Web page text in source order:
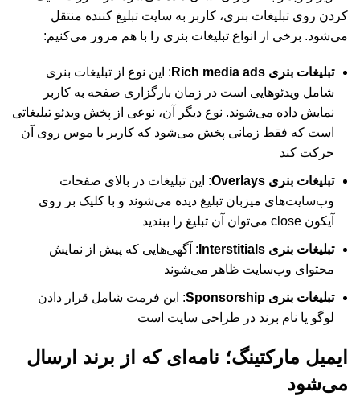
کردن روی تبلیغات بنری، کاربر به سایت تبلیغ کننده منتقل
می‌شود. برخی از انواع تبلیغات بنری را با هم مرور می‌کنیم:
تبلیغات بنری Rich media ads
: این نوع از تبلیغات بنری
شامل ویدئوهایی است در زمان بارگزاری صفحه به کاربر
نمایش داده می‌شوند. نوع دیگر آن، نوعی از پخش ویدئو تبلیغاتی
است که فقط زمانی پخش می‌شود که کاربر با موس روی آن
حرکت کند
تبلیغات بنری Overlays: این تبلیغات در بالای صفحات
وب‌سایت‌های میزبان تبلیغ دیده می‌شوند و با کلیک بر روی
آیکون close می‌توان آن‌ تبلیغ را ببندید
تبلیغات بنری Interstitials : آگهی‌هایی که پیش از نمایش
محتوای وب‌سایت ظاهر می‌شوند
تبلیغات بنری Sponsorship: این فرمت شامل قرار دادن
لوگو یا نام برند در طراحی ‌سایت است
ایمیل مارکتینگ؛ نامه‌ای که از برند ارسال
می‌شود